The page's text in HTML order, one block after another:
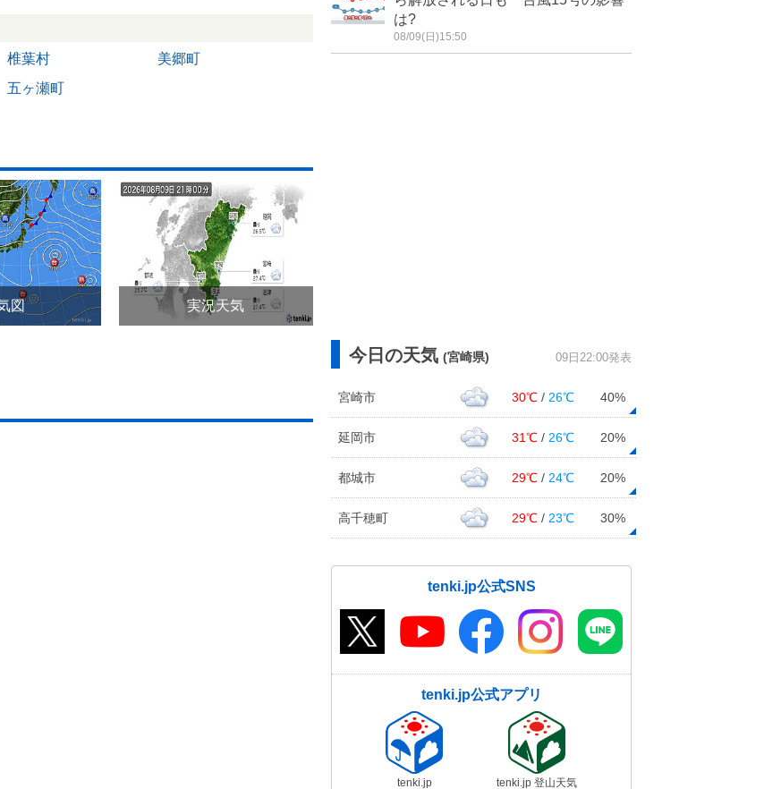
椎葉村
美郷町
五ヶ瀬町
図 実況天気
は?
08/09(日)15:50
今日の天気 (宮崎県) 09日22:00発表
宮崎市 30℃ / 26℃ 40%
延岡市 31℃ / 26℃ 20%
都城市 29℃ / 24℃ 20%
高千穂町 29℃ / 23℃ 30%
tenki.jp公式SNS
tenki.jp公式アプリ
tenki.jp tenki.jp 登山天気